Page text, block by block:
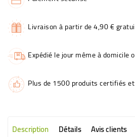
Livraison à partir de 4,90 €
Expédié le jour même à domicile
Plus de 1500 produits certifiés
Description Détails Avis clients